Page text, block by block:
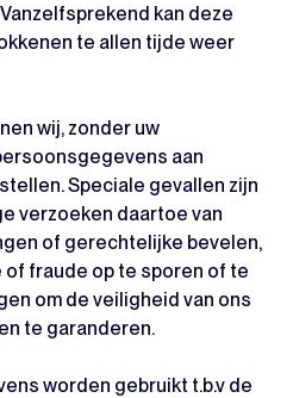
kan deze
te allen tijde weer
wij, zonder uw
aan
Speciale gevallen zijn
verzoeken daartoe van
of gerechtelijke bevelen,
fraude op te sporen of te
om de veiligheid van ons
te garanderen.
worden gebruikt t.b.v de